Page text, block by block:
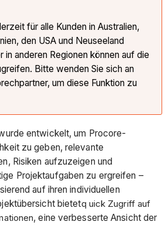
für alle Kunden in Australien,
den USA und Neuseeland
in anderen Regionen können auf die
Bitte wenden Sie sich an
um diese Funktion zu
entwickelt, um Procore-
zu geben, relevante
Risiken aufzuzeigen und
Projektaufgaben zu ergreifen –
auf ihren individuellen
bietetq uick Zugriff auf
, eine verbesserte Ansicht der